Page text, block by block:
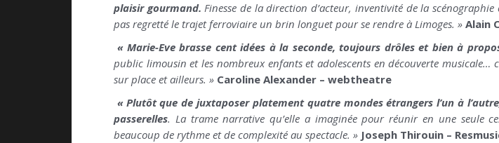
plaisir gourmand.Finesse de la direction d’acteur, inventivité de la
pas regretté le trajet ferroviaire un brin longuet pour se rendre à Limoges. » Alain
« Marie-Eve brasse cent idées à la seconde, toujours drôles et bien à
public limousin et les nombreux enfants et adolescents en découverte
sur place et ailleurs. » Caroline Alexander – webtheatre
« Plutôt que de juxtaposer platement quatre mondes étrangers l’un à
passerelles. La trame narrative qu’elle a imaginée pour réunir en une seule
beaucoup de rythme et de complexité au spectacle. » Joseph Thirouin –